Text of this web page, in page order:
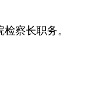
察长职务。